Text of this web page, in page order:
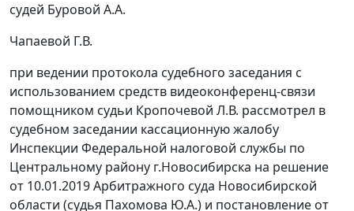
судей Буровой А.А.
Чапаевой Г.В.
при ведении протокола судебного заседания с
использованием средств видеоконференц-связи
помощником судьи Кропочевой Л.В. рассмотрел в
судебном заседании кассационную жалобу
Инспекции Федеральной налоговой службы по
Центральному району г.Новосибирска на решение
от 10.01.2019 Арбитражного суда Новосибирской
области (судья Пахомова Ю.А.) и постановление от